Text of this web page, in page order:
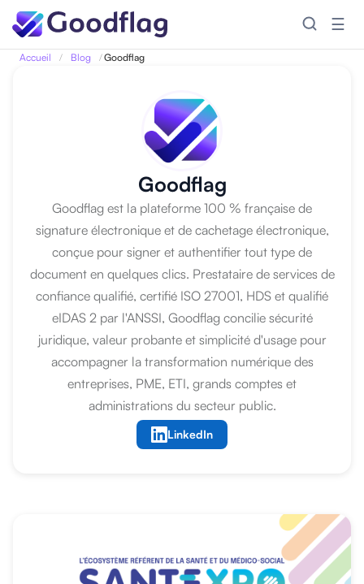
☰
Accueil / Blog /Goodflag
Goodflag
Goodflag est la plateforme 100 % française de
signature électronique et de cachetage électronique,
conçue pour signer et authentifier tout type de
document en quelques clics. Prestataire de services de
confiance qualifié, certifié ISO 27001, HDS et qualifié
eIDAS 2 par l'ANSSI, Goodflag concilie sécurité
juridique, valeur probante et simplicité d'usage pour
accompagner la transformation numérique des
entreprises, PME, ETI, grands comptes et
administrations du secteur public.
LinkedIn